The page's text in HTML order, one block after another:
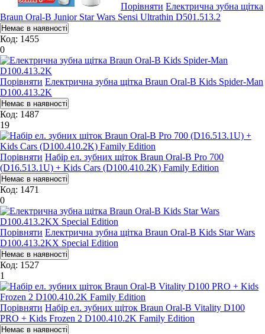
Порівняти Електрична зубна щітка
Braun Oral-B Junior Star Wars Sensi Ultrathin D501.513.2
Код: 1455
0
Порівняти Електрична зубна щітка Braun Oral-B Kids Spider-Man
D100.413.2K
Код: 1487
19
Порівняти Набір ел. зубних щіток Braun Oral-B Pro 700
(D16.513.1U) + Kids Cars (D100.410.2K) Family Edition
Код: 1471
0
Порівняти Електрична зубна щітка Braun Oral-B Kids Star Wars
D100.413.2KX Special Edition
Код: 1527
1
Порівняти Набір ел. зубних щіток Braun Oral-B Vitality D100
PRO + Kids Frozen 2 D100.410.2K Family Edition